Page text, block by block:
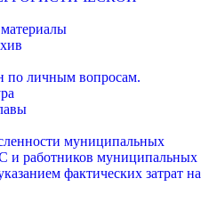
по личным вопросам.
муниципальных
работников муниципальных
фактических затрат на